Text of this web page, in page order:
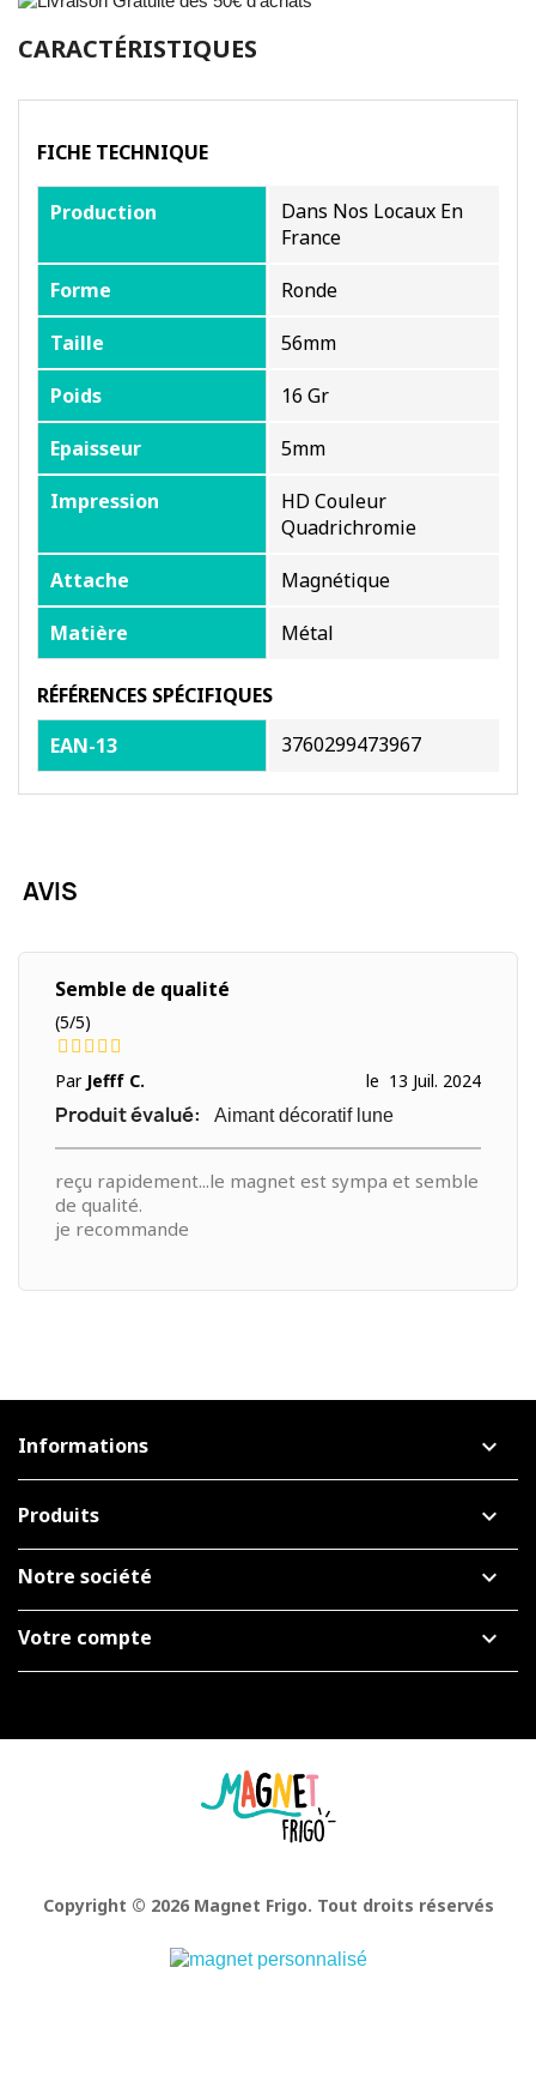
CARACTÉRISTIQUES
FICHE TECHNIQUE
Production
Dans Nos Locaux En
France
Forme
Ronde
Taille
56mm
Poids
16 Gr
Epaisseur
5mm
Impression
HD Couleur
Quadrichromie
Attache
Magnétique
Matière
Métal
RÉFÉRENCES SPÉCIFIQUES
EAN-13
3760299473967
AVIS
Semble de qualité
(5/5)
Par Jefff C. le 13 Juil. 2024
Produit évalué: Aimant décoratif lune
reçu rapidement...le magnet est sympa et semble
de qualité.
je recommande
Informations keyboard_arrow_down
Produits 
Notre société 
Votre compte 
Copyright © 2026 Magnet Frigo. Tout droits réservés